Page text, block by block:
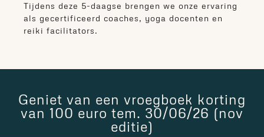
Tijdens deze 5-daagse brengen we onze ervaring
als gecertificeerd coaches, yoga docenten en
reiki facilitators.
Geniet van een vroegboek korting
van 100 euro tem. 30/06/26 (nov
editie)